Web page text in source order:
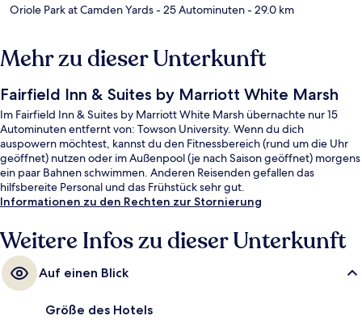
Oriole Park at Camden Yards- 25 Autominuten- 29.0 km
Mehr zu dieser Unterkunft
Fairfield Inn & Suites by Marriott White Marsh
Im Fairfield Inn & Suites by Marriott White Marsh übernachte nur 15
Autominuten entfernt von: Towson University. Wenn du dich
auspowern möchtest, kannst du den Fitnessbereich (rund um die Uhr
geöffnet) nutzen oder im Außenpool (je nach Saison geöffnet) morgens
ein paar Bahnen schwimmen. Anderen Reisenden gefallen das
hilfsbereite Personal und das Frühstück sehr gut.
Informationen zu den Rechten zur Stornierung
Weitere Infos zu dieser Unterkunft
Auf einen Blick
Größe des Hotels